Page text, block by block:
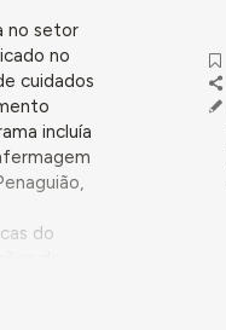
no setor
no
cuidados
incluía
do